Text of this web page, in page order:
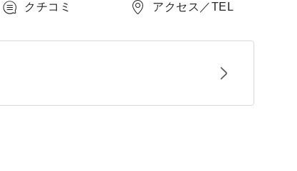
クチコミ アクセス／TEL